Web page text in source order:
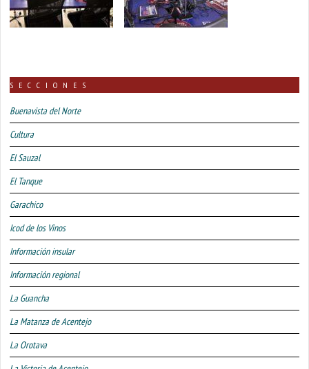
SECCIONES
Buenavista del Norte
Cultura
El Sauzal
El Tanque
Garachico
Icod de los Vinos
Información insular
Información regional
La Guancha
La Matanza de Acentejo
La Orotava